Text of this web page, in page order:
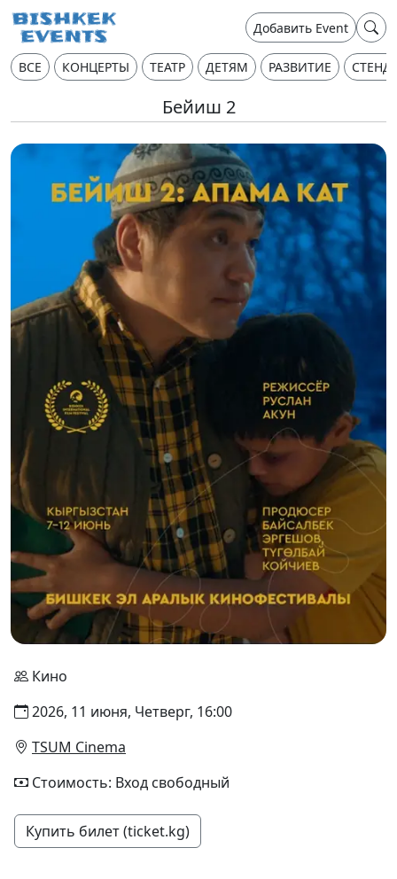
Добавить Event
ВСЕ КОНЦЕРТЫ ТЕАТР ДЕТЯМ РАЗВИТИЕ
Бейиш 2
Кино
2026, 11 июня, Четверг, 16:00
TSUM Cinema
Стоимость: Вход свободный
Купить билет (ticket.kg)